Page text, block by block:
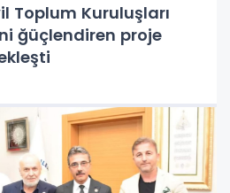
Toplum Kuruluşları
ğüçlendiren proje